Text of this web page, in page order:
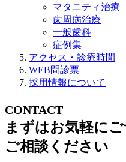
マタニティ治療
歯周病治療
一般歯科
症例集
アクセス・診療時間
WEB問診票
採用情報について
CONTACT
まずはお気軽にご
ご相談ください